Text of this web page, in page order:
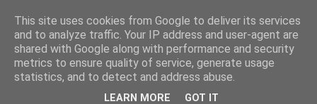
Inima Bacăului
Din inima Bacăului...spre inima ta...
This site uses cookies from Google to deliver its services
and to analyze traffic. Your IP address and user-agent are
shared with Google along with performance and security
metrics to ensure quality of service, generate usage
statistics, and to detect and address abuse.
LEARN MORE GOT IT